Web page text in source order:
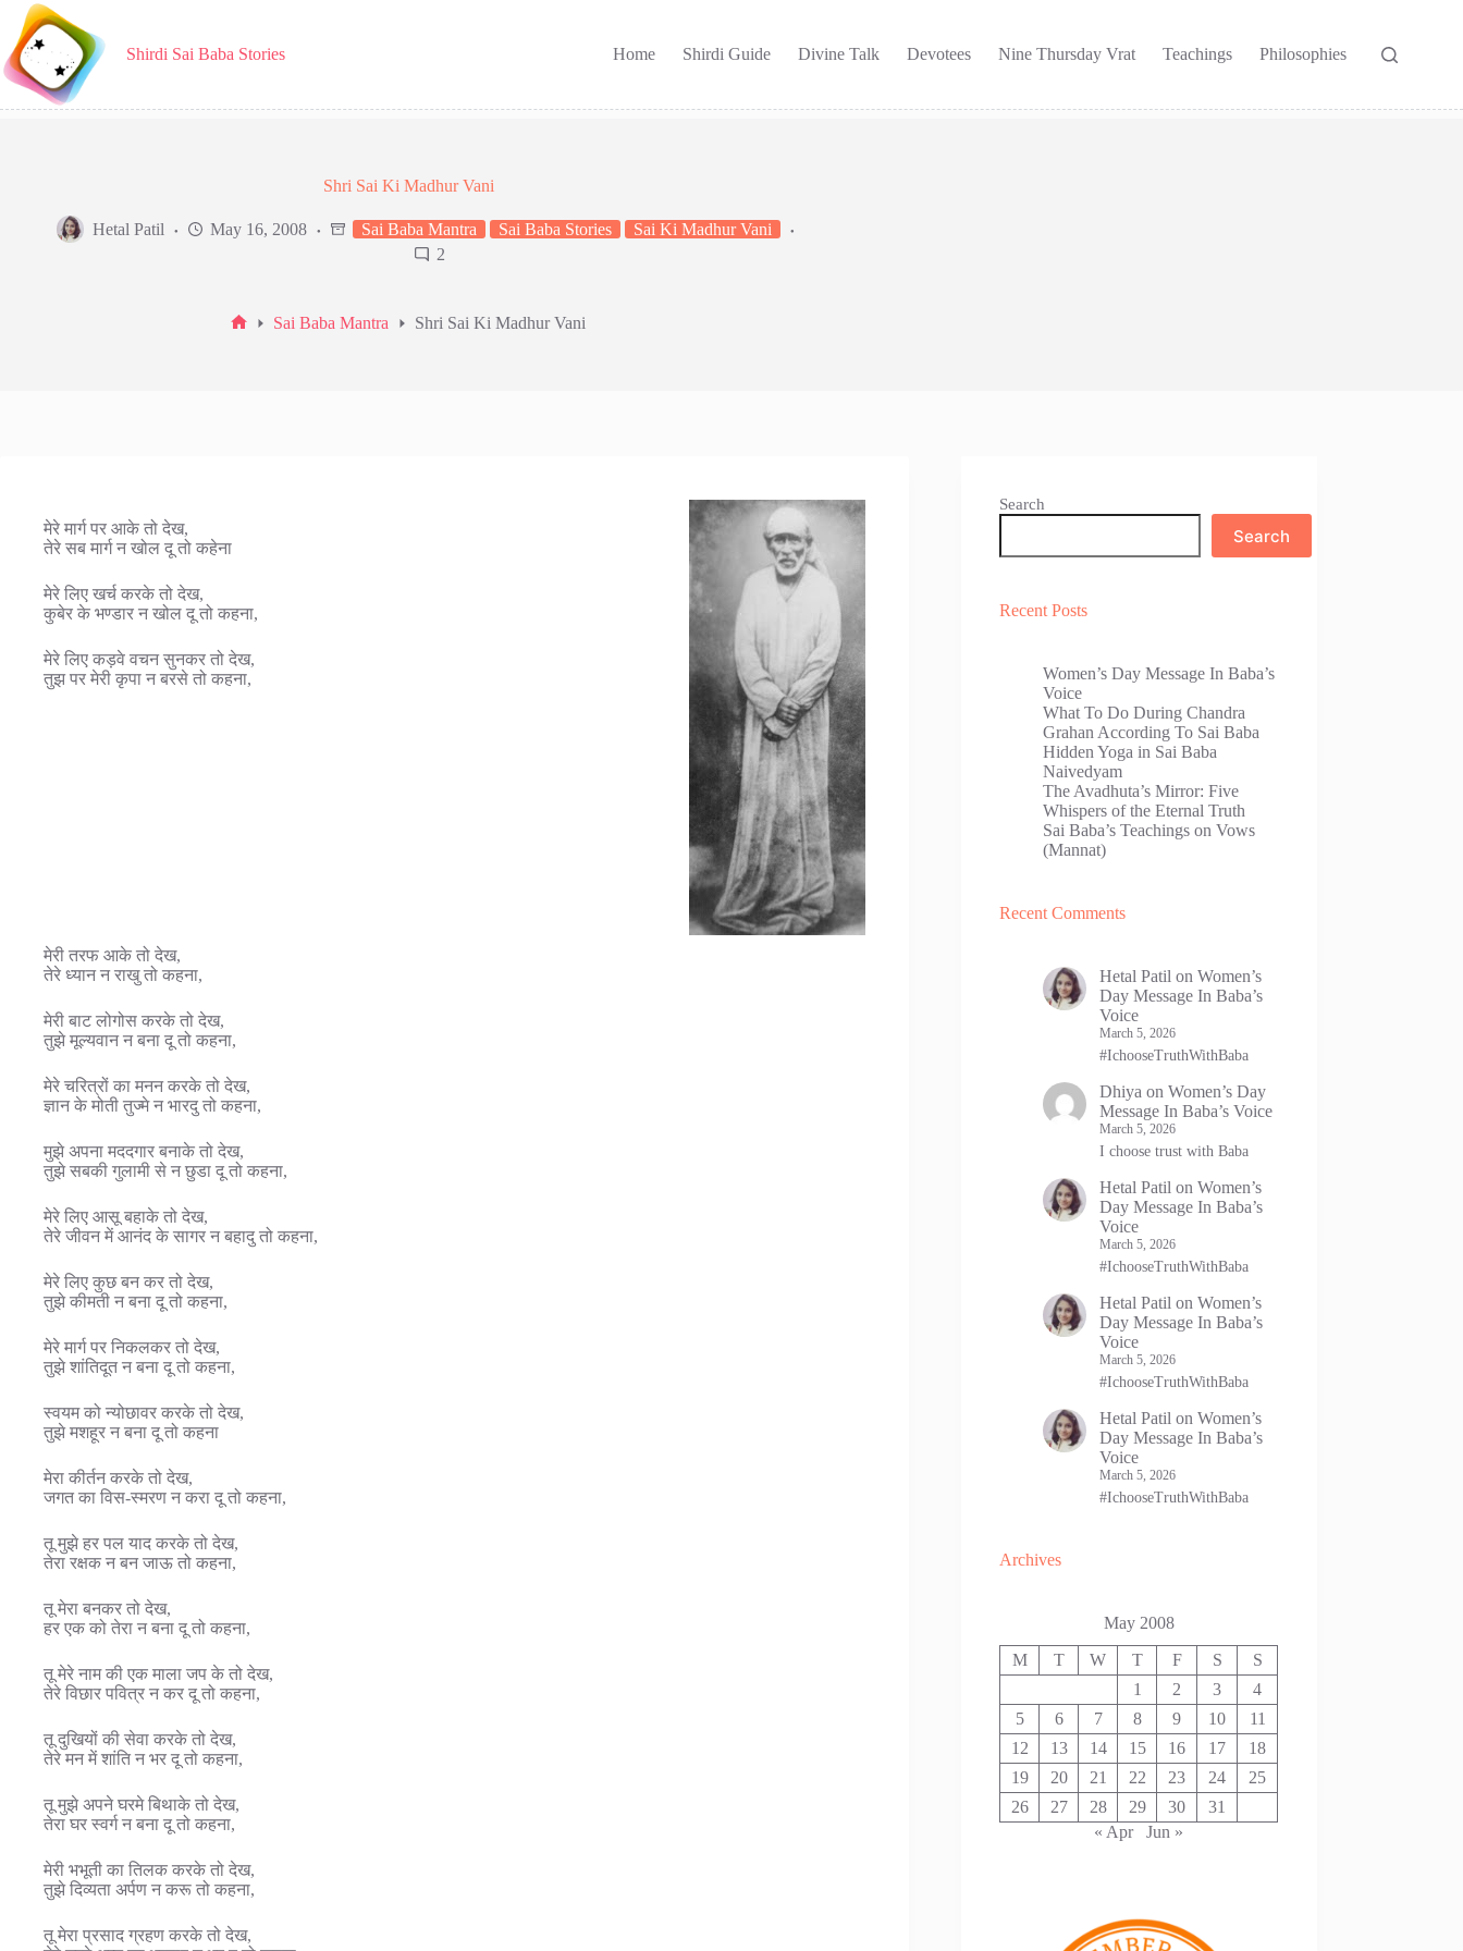
Skip
content
Shirdi Sai Baba Stories Home Shirdi Guide Divine Talk Devotees Nine Thursday Vrat Teachings Philosophies
Shri Sai Ki Madhur Vani
Hetal Patil May 16, 2008 Sai Baba Mantra Sai Baba Stories
Sai Ki Madhur Vani
2
Sai Baba Mantra Shri Sai Ki Madhur Vani
मेरे मार्ग पर आके तो देख,
तेरे सब मार्ग न खोल दू तो कहेना
मेरे लिए खर्च करके तो देख,
कुबेर के भण्डार न खोल दू तो कहना,
मेरे लिए कड़वे वचन सुनकर तो देख,
तुझ पर मेरी कृपा न बरसे तो कहना,
मेरी तरफ आके तो देख,
तेरे ध्यान न राखु तो कहना,
मेरी बाट लोगोस करके तो देख,
तुझे मूल्यवान न बना दू तो कहना,
मेरे चरित्रों का मनन करके तो देख,
ज्ञान के मोती तुज्मे न भारदु तो कहना,
मुझे अपना मददगार बनाके तो देख,
तुझे सबकी गुलामी से न छुडा दू तो कहना,
मेरे लिए आसू बहाके तो देख,
तेरे जीवन में आनंद के सागर न बहादु तो कहना,
मेरे लिए कुछ बन कर तो देख,
तुझे कीमती न बना दू तो कहना,
मेरे मार्ग पर निकलकर तो देख,
तुझे शांतिदूत न बना दू तो कहना,
स्वयम को न्योछावर करके तो देख,
तुझे मशहूर न बना दू तो कहना
मेरा कीर्तन करके तो देख,
जगत का विस-स्मरण न करा दू तो कहना,
तू मुझे हर पल याद करके तो देख,
तेरा रक्षक न बन जाऊ तो कहना,
तू मेरा बनकर तो देख,
हर एक को तेरा न बना दू तो कहना,
तू मेरे नाम की एक माला जप के तो देख,
तेरे विछार पवित्र न कर दू तो कहना,
तू दुखियों की सेवा करके तो देख,
तेरे मन में शांति न भर दू तो कहना,
तू मुझे अपने घरमे बिथाके तो देख,
तेरा घर स्वर्ग न बना दू तो कहना,
मेरी भभूती का तिलक करके तो देख,
तुझे दिव्यता अर्पण न करू तो कहना,
तू मेरा प्रसाद ग्रहण करके तो देख,
Search
Search
Recent Posts
Women’s Day Message In Baba’s
Voice
What To Do During Chandra
Grahan According To Sai Baba
Hidden Yoga in Sai Baba
Naivedyam
The Avadhuta’s Mirror: Five
Whispers of the Eternal Truth
Sai Baba’s Teachings on Vows
(Mannat)
Recent Comments
Hetal Patil onWomen’s
Day Message In Baba’s
Voice
March 5, 2026
#IchooseTruthWithBaba
Dhiya onWomen’s Day
Message In Baba’s Voice
March 5, 2026
I choose trust with Baba
Hetal Patil onWomen’s
Day Message In Baba’s
Voice
March 5, 2026
#IchooseTruthWithBaba
Hetal Patil onWomen’s
Day Message In Baba’s
Voice
March 5, 2026
#IchooseTruthWithBaba
Hetal Patil onWomen’s
Day Message In Baba’s
Voice
March 5, 2026
#IchooseTruthWithBaba
Archives
May 2008
M T W T F S
S
1
2 3
4
5
6 7 8 9 10
11
12
13 14 15 16 17
18
19
20 21 22 23 24
25
26
27 28 29 30
31
« Apr
Jun »